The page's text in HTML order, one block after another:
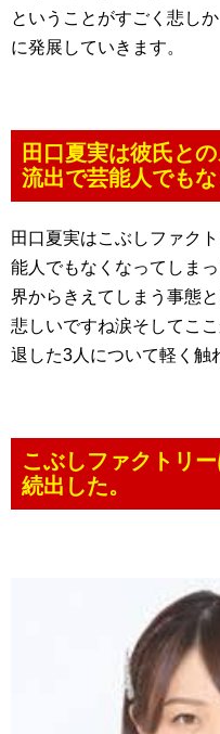
ということがすごく悲し
に発展していきます。
田口夏実は彼氏と
流出で芸能人でもな
田口夏実はこぶしファク
能人でもなくなってしま
界からきえてしまう事態
悲しいですね涙そしてこ
退した3人について軽く触
こぶしファクトリ
続出した。